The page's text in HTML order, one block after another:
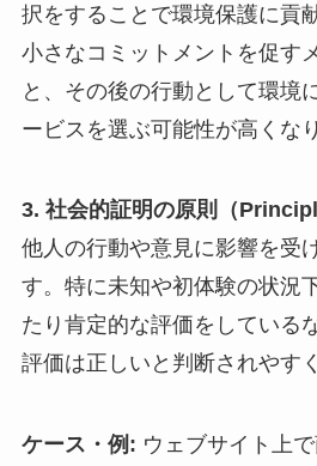
択をすることで環境保護に貢
小さなコミットメントを促す
と、その後の行動として環境
ービスを選ぶ可能性が高くな
3. 社会的証明の原則（
他人の行動や意見に影響を受
す。特に未知や初体験の状況
たり肯定的な評価をしている
評価は正しいと判断されやす
ケース・例: ウェブサイト上